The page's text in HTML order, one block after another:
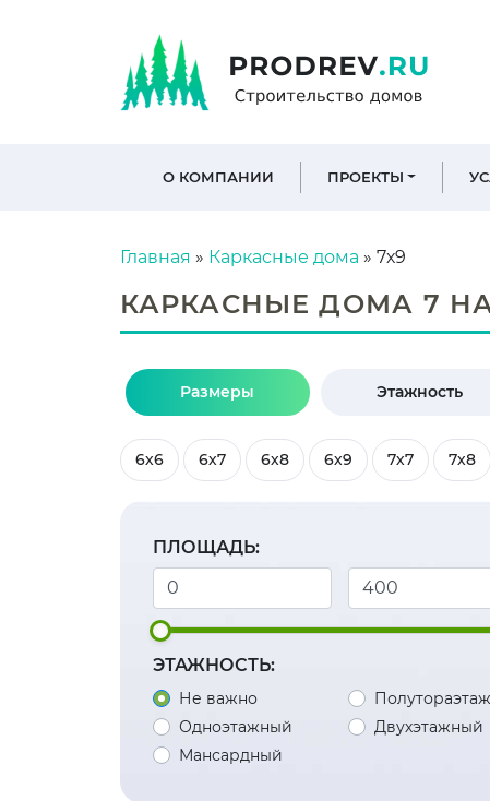
О КОМПАНИИ ПРОЕКТЫ
Главная » Каркасные дома » 7х9
КАРКАСНЫЕ ДОМА 7
Размеры Этажность
6х6 6х7 6х8 6х9 7х7 7х8
ПЛОЩАДЬ:
ЭТАЖНОСТЬ:
Не важно
Одноэтажный
Мансардный
Двухэтажный